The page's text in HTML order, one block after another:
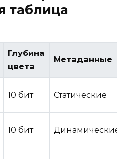
таблица
Глубина
цвета
Метаданные
10 бит Статические
10 бит